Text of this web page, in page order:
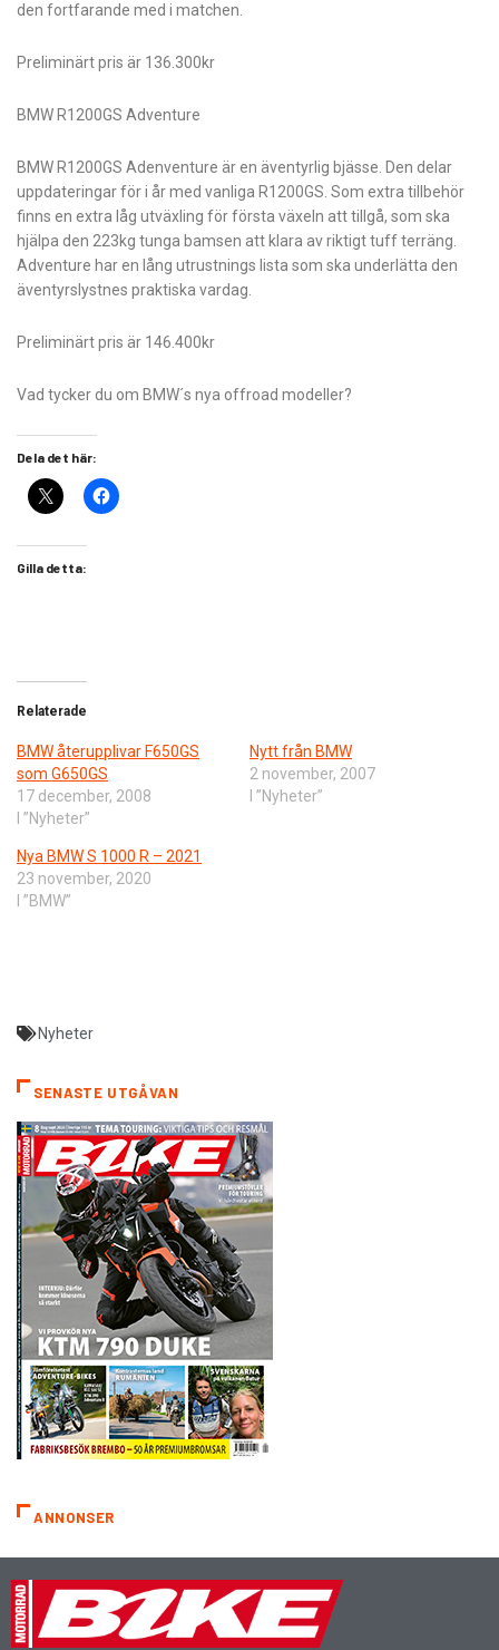
den fortfarande med i matchen.
Preliminärt pris är 136.300kr
BMW R1200GS Adventure
BMW R1200GS Adenventure är en äventyrlig bjässe. Den delar
uppdateringar för i år med vanliga R1200GS. Som extra tillbehör
finns en extra låg utväxling för första växeln att tillgå, som ska
hjälpa den 223kg tunga bamsen att klara av riktigt tuff terräng.
Adventure har en lång utrustnings lista som ska underlätta den
äventyrslystnes praktiska vardag.
Preliminärt pris är 146.400kr
Vad tycker du om BMW´s nya offroad modeller?
Dela det här:
Gilla detta:
Relaterade
BMW återupplivar F650GS
som G650GS
17 december, 2008
I ”Nyheter”
Nytt från BMW
2 november, 2007
I ”Nyheter”
Nya BMW S 1000 R – 2021
23 november, 2020
I ”BMW”
Nyheter
SENASTE UTGÅVAN
ANNONSER